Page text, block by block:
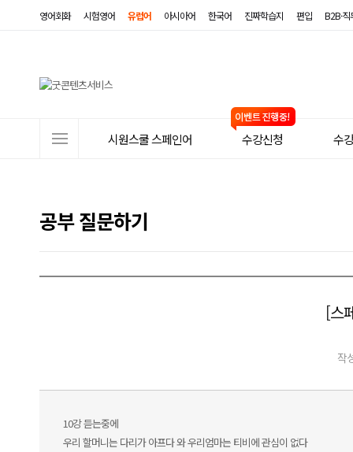
영어회화 시험영어 유럽어 아시아어 한국어 진짜학습지 편입 B2B·
뉴
시원스쿨 스페인어 수강신청 수
공부 질문하기
[스
작
10강 듣는중에
우리 할머니는 다리가 아프다 와 우리엄마는 티비에 관심이 없다